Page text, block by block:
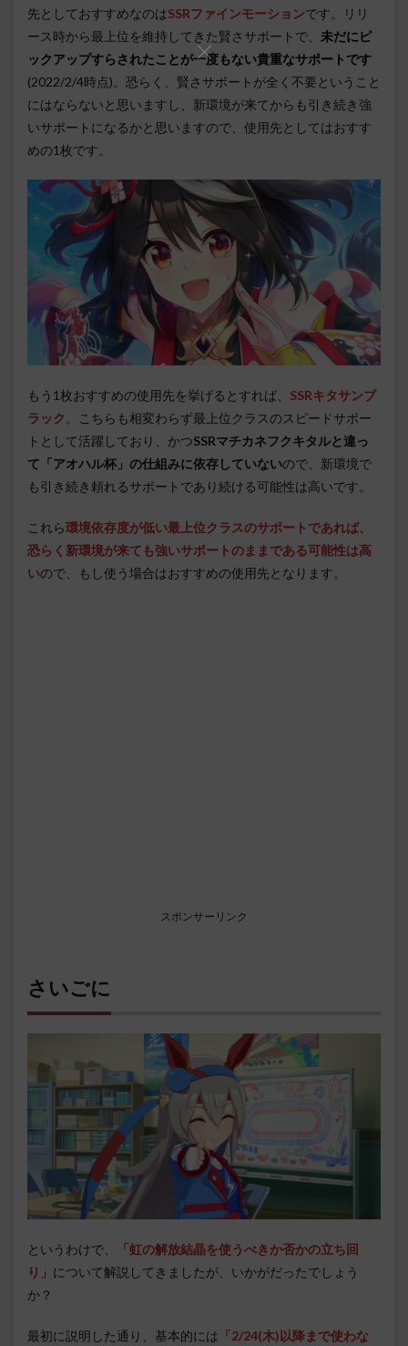
先としておすすめなのはSSRファインモーションです。リリ
ース時から最上位を維持してきた賢さサポートで、 未だにピ
ックアップすらされたことが一度もない貴重なサポートです
(2022/2/4時点)。恐らく、賢さサポートが全く不要ということ
にはならないと思いますし、新環境が来てからも引き続き強
いサポートになるかと思いますので、使用先としてはおすす
めの1枚です。
もう1枚おすすめの使用先を挙げるとすれば、 SSRキタサンブ
ラック 。こちらも相変わらず最上位クラスのスピードサポー
トとして活躍しており、かつSSRマチカネフクキタルと違っ
て「アオハル杯」の仕組みに依存していないので、新環境で
も引き続き頼れるサポートであり続ける可能性は高いです。
これら環境依存度が低い最上位クラスのサポートであれば、
恐らく新環境が来ても強いサポートのままである可能性は高
いので、もし使う場合はおすすめの使用先となります。
スポンサーリンク
さいごに
というわけで、
「虹の解放結晶を使うべきか否かの立ち回
り」 について解説してきましたが、いかがだったでしょう
か？
最初に説明した通り、基本的には 「2/24(木)以降まで使わな